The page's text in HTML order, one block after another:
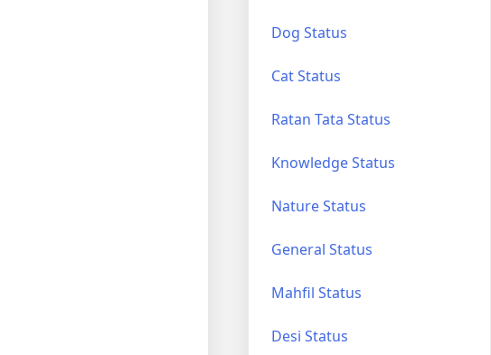
Dog Status
Cat Status
Ratan Tata Status
Knowledge Status
Nature Status
General Status
Mahfil Status
Desi Status